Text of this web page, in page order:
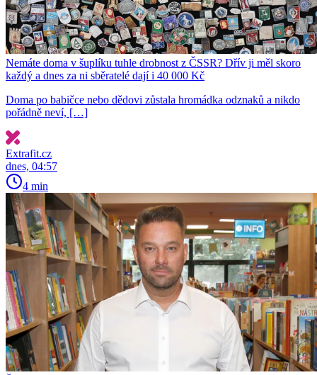
Nemáte doma v šuplíku tuhle drobnost z ČSSR? Dřív ji měl skoro
každý a dnes za ni sběratelé dají i 40 000 Kč
Doma po babičce nebo dědovi zůstala hromádka odznaků a nikdo
pořádně neví, […]
Extrafit.cz
dnes, 04:57
4 min